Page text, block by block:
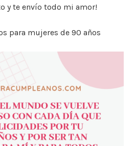
y te envío todo mi amor!
para mujeres de 90 años